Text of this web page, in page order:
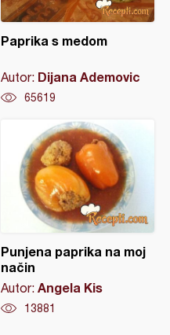
Paprika s medom
Autor: Dijana Ademovic
65619
Punjena paprika na moj
način
Autor: Angela Kis
13881